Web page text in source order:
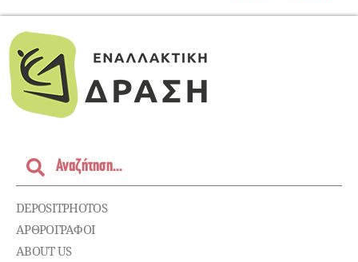
DEPOSITPHOTOS
ΑΡΘΡΟΓΡΑΦΟΙ
ABOUT US